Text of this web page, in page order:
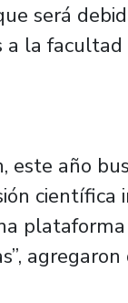
será
la facultad
este año
científica